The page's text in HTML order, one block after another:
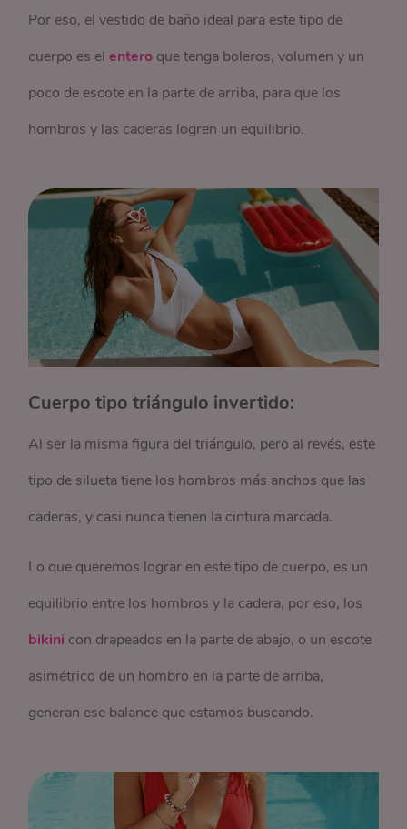
Por eso, el vestido de baño ideal para este tipo de
cuerpo es elentero que tenga boleros, volumen y un
poco de escote en la parte de arriba, para que los
hombros y las caderas logren un equilibrio.
Cuerpo tipo triángulo invertido:
Al ser la misma figura del triángulo, pero al revés, este
tipo de silueta tiene los hombros más anchos que las
caderas, y casi nunca tienen la cintura marcada.
Lo que queremos lograr en este tipo de cuerpo, es un
equilibrio entre los hombros y la cadera, por eso, los
bikini con drapeados en la parte de abajo, o un escote
asimétrico de un hombro en la parte de arriba,
generan ese balance que estamos buscando.